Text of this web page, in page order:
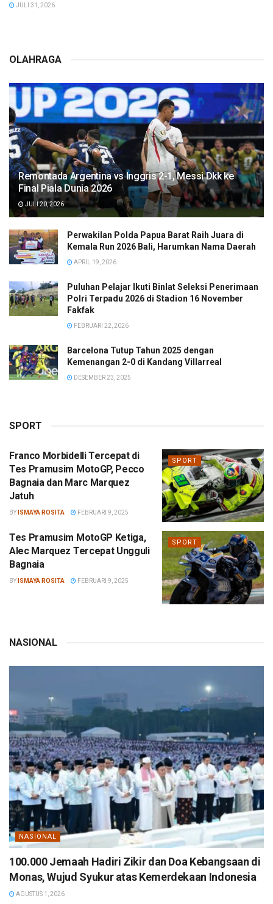
JULI 31, 2026
OLAHRAGA
Remontada Argentina vs Inggris 2-1, Messi Dkk ke
Final Piala Dunia 2026
JULI 20, 2026
Perwakilan Polda Papua Barat Raih Juara di
Kemala Run 2026 Bali, Harumkan Nama Daerah
APRIL 19, 2026
Puluhan Pelajar Ikuti Binlat Seleksi Penerimaan
Polri Terpadu 2026 di Stadion 16 November
Fakfak
FEBRUARI 22, 2026
Barcelona Tutup Tahun 2025 dengan
Kemenangan 2-0 di Kandang Villarreal
DESEMBER 23, 2025
SPORT
SPORT
Franco Morbidelli Tercepat di
Tes Pramusim MotoGP, Pecco
Bagnaia dan Marc Marquez
Jatuh
BY ISMAYA ROSITA FEBRUARI 9, 2025
SPORT
Tes Pramusim MotoGP Ketiga,
Alec Marquez Tercepat Ungguli
Bagnaia
BY ISMAYA ROSITA FEBRUARI 9, 2025
NASIONAL
NASIONAL
100.000 Jemaah Hadiri Zikir dan Doa Kebangsaan di
Monas, Wujud Syukur atas Kemerdekaan Indonesia
AGUSTUS 1, 2026